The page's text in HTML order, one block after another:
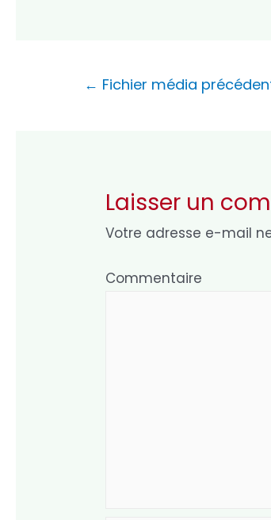
Navigation
← Fichier média
Laisser un
Votre adresse e-mail
Commentaire